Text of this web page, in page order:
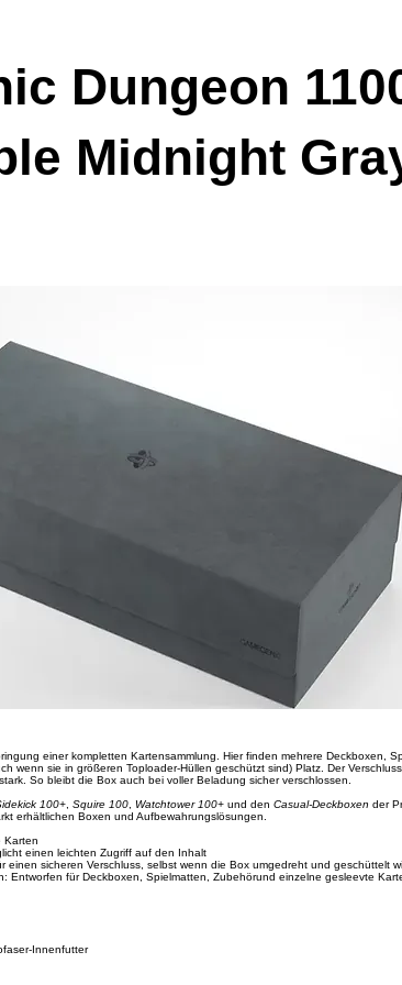
Dungeon
Midnight
einer kompletten Kartensammlung. Hier finden mehrere Deckboxen,
wenn sie in größeren Toploader-Hüllen geschützt sind) Platz. Der
So bleibt die Box auch bei voller Beladung sicher verschlossen.
100+ Squire 100 Watchtower 100+ und den Casual-Deckboxen der
erhältlichen Boxen und Aufbewahrungslösungen.
Karten
einen leichten Zugriff auf den Inhalt
einen sicheren Verschluss, selbst wenn die Box umgedreht und geschüttelt
Entworfen für Deck­boxen, Spielmatten, Zubehörund einzelne gesleevte
Innenfutter